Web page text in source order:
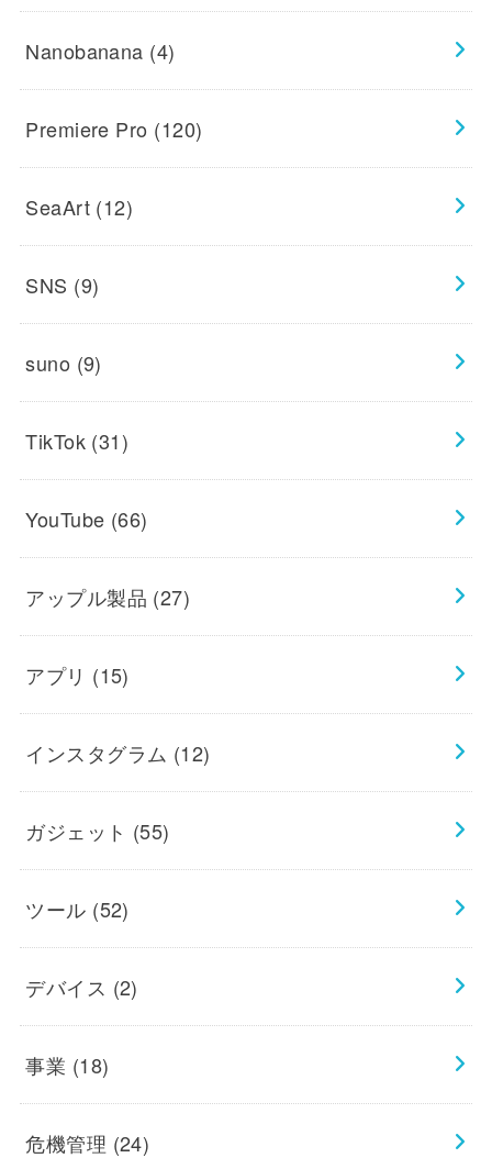
Nanobanana (4)
Premiere Pro (120)
SeaArt (12)
SNS (9)
suno (9)
TikTok (31)
YouTube (66)
アップル製品 (27)
アプリ (15)
インスタグラム (12)
ガジェット (55)
ツール (52)
デバイス (2)
事業 (18)
危機管理 (24)